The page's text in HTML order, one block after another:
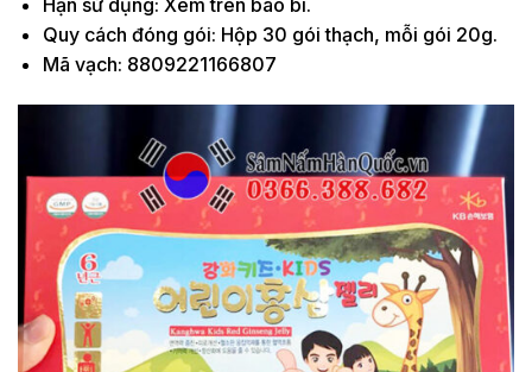
Quy cách đóng gói: Hộp 30 gói thạch, mỗi gói 20g.
Mã vạch: 8809221166807